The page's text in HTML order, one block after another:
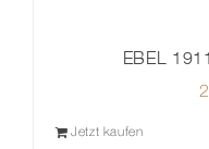
EBEL
Jetzt kaufen